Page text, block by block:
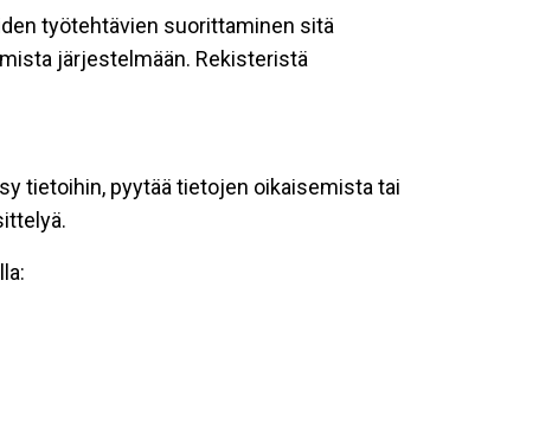
työtehtävien suorittaminen sitä
järjestelmään. Rekisteristä
tietoihin, pyytää tietojen oikaisemista tai